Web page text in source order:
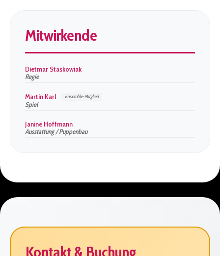
Mitwirkende
Dietmar Staskowiak
Regie
Martin Karl Ensemble-Mitglied
Spiel
Janine Hoffmann
Ausstattung / Puppenbau
Kontakt & Buchung